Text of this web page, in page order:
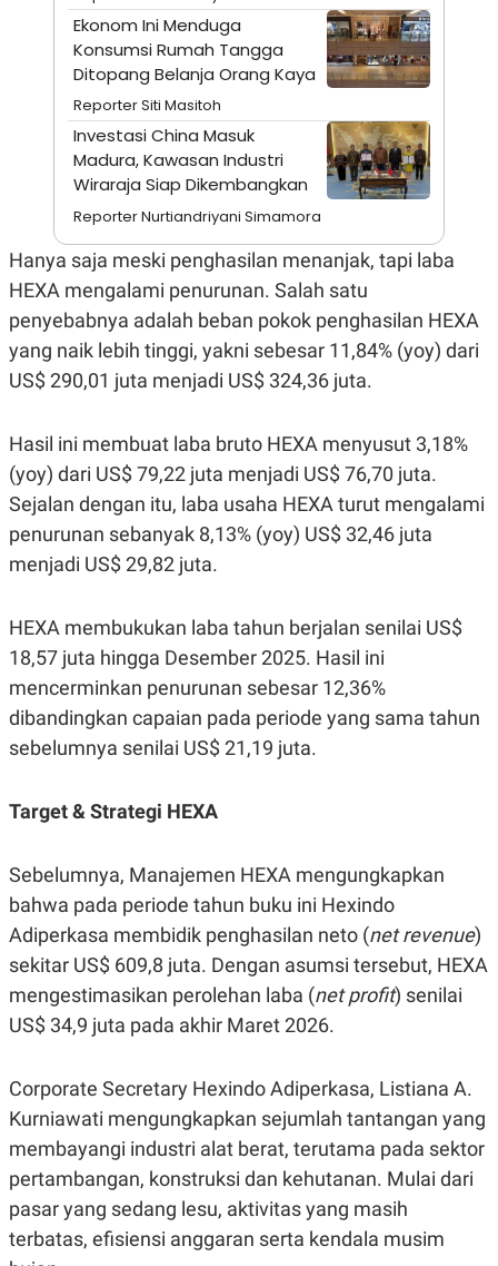
E
S
T
A
I
P
U
S
T
D
A
I
M
A
E
S
K
O
T
A
N
T
L
I
S
U
S
JARINGAN
K
O
N
T
A
N
C
A
D
Y
P
R
E
S
R
L
E
A
.
D
L
A
N
G
A
K
I
N
E
R
J
Ekonom Ini Menduga
Konsumsi Rumah Tangga
Ditopang Belanja Orang Kaya
Reporter Siti Masitoh
Investasi China Masuk
Madura, Kawasan Industri
Wiraraja Siap Dikembangkan
Reporter Nurtiandriyani Simamora
Hanya saja meski penghasilan menanjak, tapi laba
HEXA mengalami penurunan. Salah satu
penyebabnya adalah beban pokok penghasilan HEXA
yang naik lebih tinggi, yakni sebesar 11,84% (yoy) dari
US$ 290,01 juta menjadi US$ 324,36 juta.
Hasil ini membuat laba bruto HEXA menyusut 3,18%
(yoy) dari US$ 79,22 juta menjadi US$ 76,70 juta.
Sejalan dengan itu, laba usaha HEXA turut mengalami
penurunan sebanyak 8,13% (yoy) US$ 32,46 juta
menjadi US$ 29,82 juta.
HEXA membukukan laba tahun berjalan senilai US$
18,57 juta hingga Desember 2025. Hasil ini
mencerminkan penurunan sebesar 12,36%
dibandingkan capaian pada periode yang sama tahun
sebelumnya senilai US$ 21,19 juta.
Target & Strategi HEXA
Sebelumnya, Manajemen HEXA mengungkapkan
bahwa pada periode tahun buku ini Hexindo
Adiperkasa membidik penghasilan neto (net revenue)
sekitar US$ 609,8 juta. Dengan asumsi tersebut, HEXA
mengestimasikan perolehan laba (net profit) senilai
US$ 34,9 juta pada akhir Maret 2026.
Corporate Secretary Hexindo Adiperkasa, Listiana A.
Kurniawati mengungkapkan sejumlah tantangan yang
membayangi industri alat berat, terutama pada sektor
pertambangan, konstruksi dan kehutanan. Mulai dari
pasar yang sedang lesu, aktivitas yang masih
terbatas, efisiensi anggaran serta kendala musim